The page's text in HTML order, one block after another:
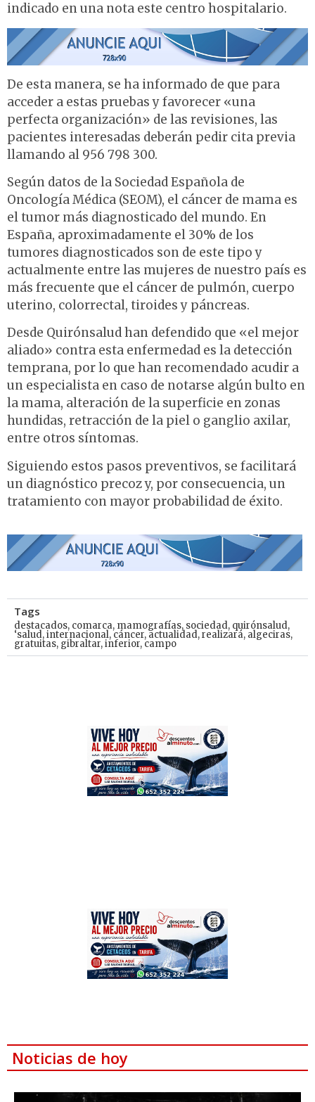
indicado en una nota este centro hospitalario.
De esta manera, se ha informado de que para
acceder a estas pruebas y favorecer «una
perfecta organización» de las revisiones, las
pacientes interesadas deberán pedir cita previa
llamando al 956 798 300.
Según datos de la Sociedad Española de
Oncología Médica (SEOM), el cáncer de mama es
el tumor más diagnosticado del mundo. En
España, aproximadamente el 30% de los
tumores diagnosticados son de este tipo y
actualmente entre las mujeres de nuestro país es
más frecuente que el cáncer de pulmón, cuerpo
uterino, colorrectal, tiroides y páncreas.
Desde Quirónsalud han defendido que «el mejor
aliado» contra esta enfermedad es la detección
temprana, por lo que han recomendado acudir a
un especialista en caso de notarse algún bulto en
la mama, alteración de la superficie en zonas
hundidas, retracción de la piel o ganglio axilar,
entre otros síntomas.
Siguiendo estos pasos preventivos, se facilitará
un diagnóstico precoz y, por consecuencia, un
tratamiento con mayor probabilidad de éxito.
Tags
destacados, comarca, mamografías, sociedad, quirónsalud,
‘salud,internacional,cáncer,actualidad,realizará, algeciras,
gratuitas, gibraltar,inferior, campo
Noticias de hoy